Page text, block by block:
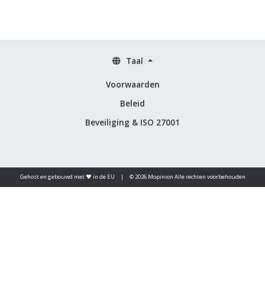
Voorwaarden
Beleid
Beveiliging & ISO 27001
Taal
Gehost en gebouwd met ♥️ in de EU | © 2026 Mopinion Alle rechten voorbehouden